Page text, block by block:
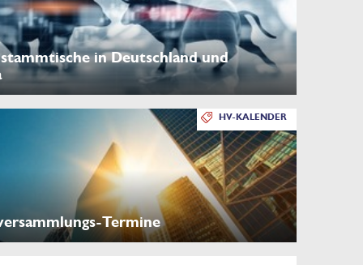
in Deutschland und
HV-KALENDER
Termine